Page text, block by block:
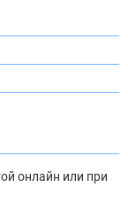
онлайн или при